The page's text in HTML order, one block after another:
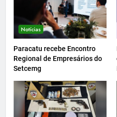
Notícias
Paracatu recebe Encontro
Regional de Empresários do
Setcemg